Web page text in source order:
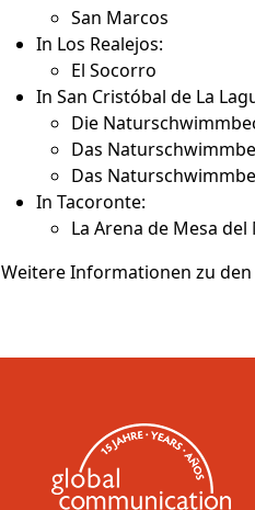
San Marcos
In Los Realejos:
El Socorro
In San Cristóbal de La
Die
Das
Das
In Tacoronte:
La Arena de Mesa del
Weitere Informationen zu